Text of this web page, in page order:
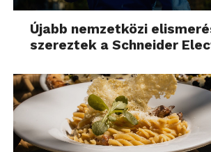
Újabb nemzetközi
szereztek a Schneider